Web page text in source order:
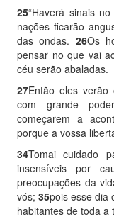
25“Haverá sinais
nações ficarão
das ondas. 26Os
pensar no que vai
céu serão abaladas.
27Então eles
com grande
começarem a
porque a vossa
34Tomai cuidado
insensíveis por
preocupações da
vós; 35pois esse dia
habitantes de toda a